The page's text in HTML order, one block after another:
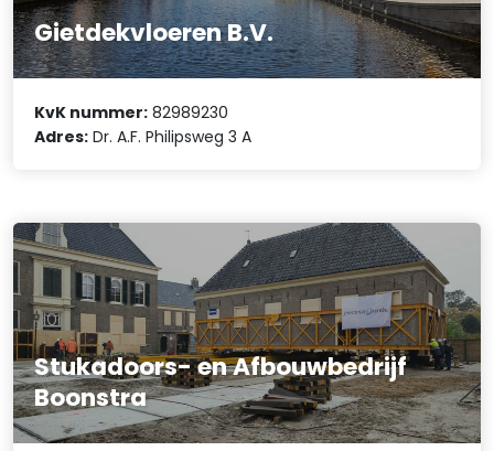
Gietdekvloeren B.V.
KvK nummer: 82989230
Adres: Dr. A.F. Philipsweg 3 A
Stukadoors- en Afbouwbedrijf
Boonstra